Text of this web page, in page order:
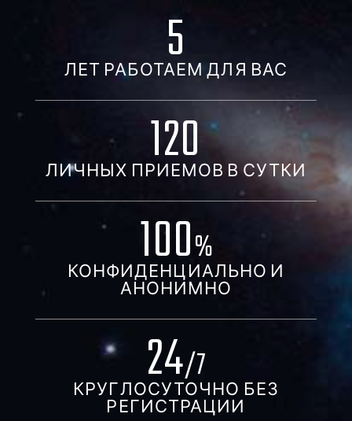
5
ЛЕТ РАБОТАЕМ ДЛЯ ВАС
120
ЛИЧНЫХ ПРИЕМОВ В СУТКИ
100%
КОНФИДЕНЦИАЛЬНО И
АНОНИМНО
24/7
КРУГЛОСУТОЧНО БЕЗ
РЕГИСТРАЦИИ